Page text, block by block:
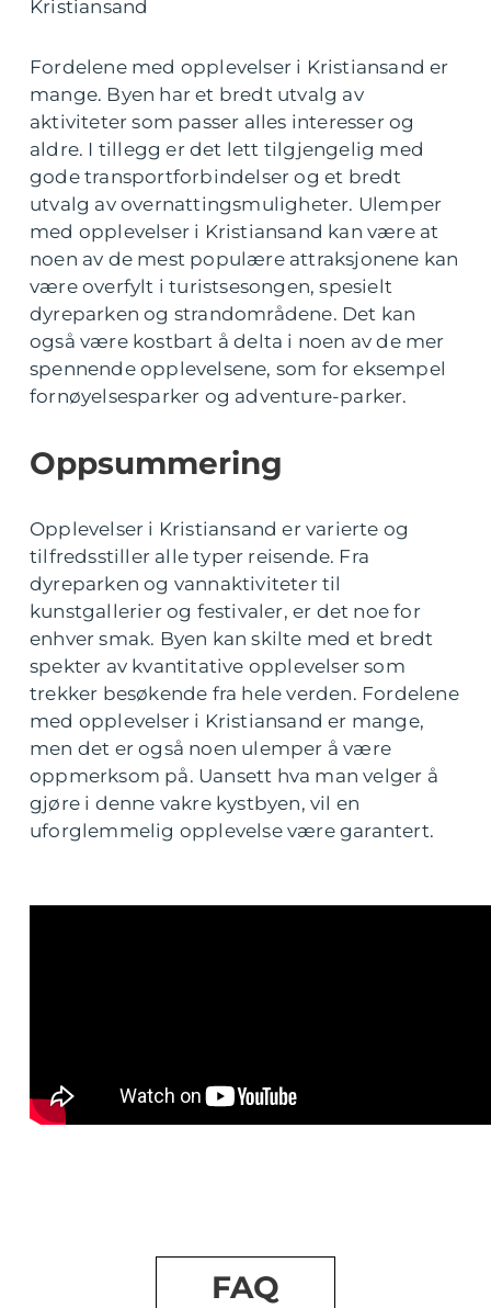
Kristiansand
Fordelene med opplevelser i Kristiansand er
mange. Byen har et bredt utvalg av
aktiviteter som passer alles interesser og
aldre. I tillegg er det lett tilgjengelig med
gode transportforbindelser og et bredt
utvalg av overnattingsmuligheter. Ulemper
med opplevelser i Kristiansand kan være at
noen av de mest populære attraksjonene kan
være overfylt i turistsesongen, spesielt
dyreparken og strandområdene. Det kan
også være kostbart å delta i noen av de mer
spennende opplevelsene, som for eksempel
fornøyelsesparker og adventure-parker.
Oppsummering
Opplevelser i Kristiansand er varierte og
tilfredsstiller alle typer reisende. Fra
dyreparken og vannaktiviteter til
kunstgallerier og festivaler, er det noe for
enhver smak. Byen kan skilte med et bredt
spekter av kvantitative opplevelser som
trekker besøkende fra hele verden. Fordelene
med opplevelser i Kristiansand er mange,
men det er også noen ulemper å være
oppmerksom på. Uansett hva man velger å
gjøre i denne vakre kystbyen, vil en
uforglemmelig opplevelse være garantert.
FAQ